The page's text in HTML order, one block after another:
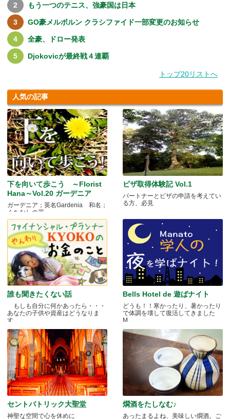
もう一つのテニス、強豪国は日本
GO豪メルボルン クラシファイド一部変更のお知らせ
全豪、ドロー発表
Djokovicが最終戦４連覇
トップ20リストへ
人気の記事
下を向いて歩こう ～Florist
Hana～Vol.20 ガーデニア
ガーデニア；英名Gardenia 和名；
くちなしの花 .....
ビザ取得体験記 Vol.1
パートナーとビザの申請を考えてい
る方、必見
誰も聞きたくない話
もしも自分に何かあったら・・・
あなたの子供や資産はどうなりま
す.....
Bells Hotel de 遊ばナイト
どうも！！寒かったり、暑かったり
で体調を壊して復活してきました
M.....
セントパトリック大聖堂
神聖な空間で心を休めに
燗酒をたしなむ♪
あったまるよね、美味しい燗酒。ご